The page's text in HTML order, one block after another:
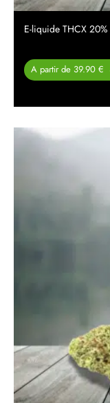
E-liquide THCX
A partir de 39.90 €